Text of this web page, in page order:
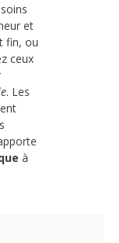
et
fin, ou
ceux
. Les
à